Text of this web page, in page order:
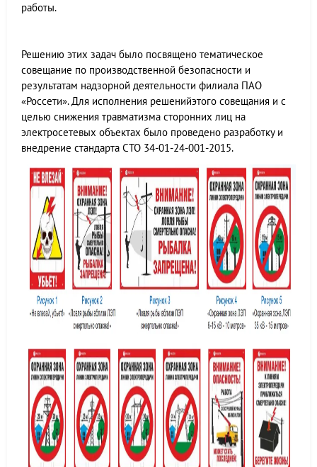
работы.
Решению этих задач было посвящено тематическое
совещание по производственной безопасности и
результатам надзорной деятельности филиала ПАО
«Россети». Для исполнения решенийэтого совещания и с
целью снижения травматизма сторонних лиц на
электросетевых объектах было проведено разработку и
внедрение стандарта СТО 34-01-24-001-2015.